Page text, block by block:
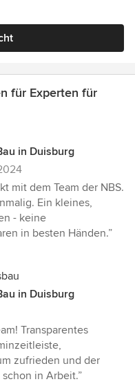
für Experten für
in Duisburg
mit dem Team der NBS.
Ein kleines,
- keine
in besten Händen.”
in Duisburg
Transparentes
zufrieden und der
in Arbeit.”